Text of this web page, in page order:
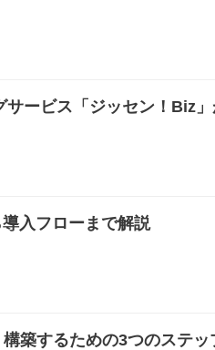
サービス「ジッセン！Biz
入フローまで解説
築するための3つのステッ